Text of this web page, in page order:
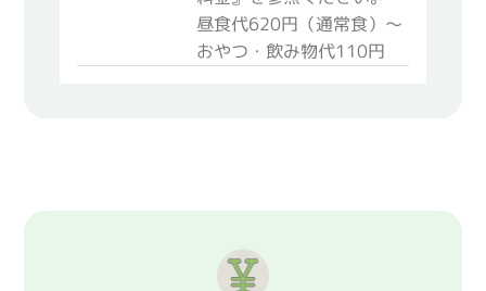
昼食代620円（通常食）～
おやつ・飲み物代110円